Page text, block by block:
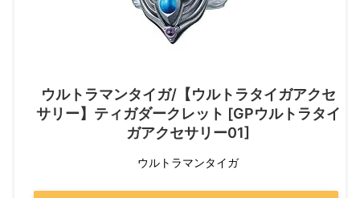
ウルトラマンタイガ/【ウルトラタイガアクセ
サリー】ティガダークレット [GPウルトラタイ
ガアクセサリー01]
ウルトラマンタイガ